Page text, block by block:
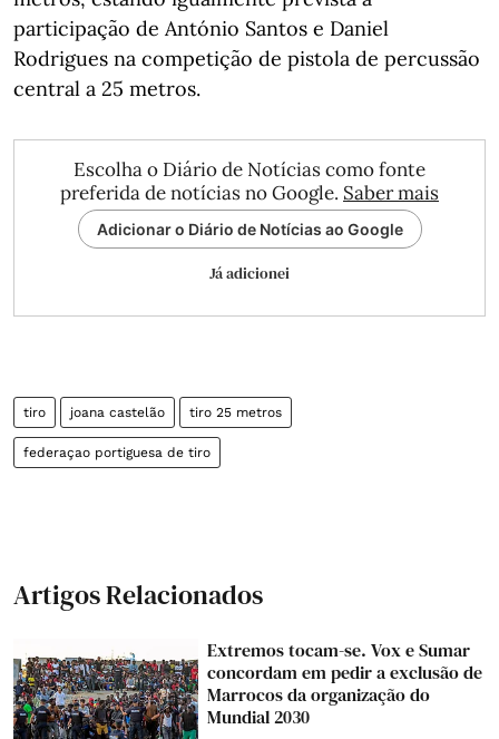
participação de António Santos e Daniel
Rodrigues na competição de pistola de percussão
central a 25 metros.
Escolha o Diário de Notícias como fonte
preferida de notícias no Google. Saber mais
Adicionar o Diário de Notícias ao Google
Já adicionei
tiro joana castelão tiro 25 metros
federaçao portiguesa de tiro
Artigos Relacionados
Extremos tocam-se. Vox e Sumar
concordam em pedir a exclusão de
Marrocos da organização do
Mundial 2030